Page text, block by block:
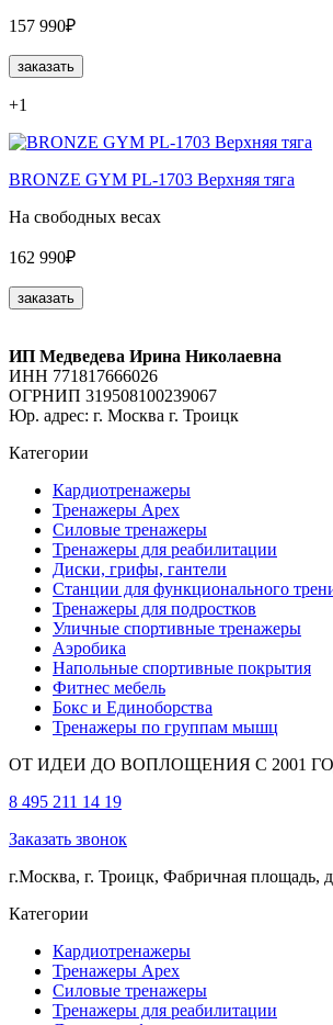
157 990₽
заказать
+1
BRONZE GYM PL-1703 Верхняя тяга
На свободных весах
162 990₽
заказать
ИП Медведева Ирина Николаевна
ИНН 771817666026
ОГРНИП 319508100239067
Юр. адрес: г. Москва г. Троицк
Категории
Кардиотренажеры
Тренажеры Apex
Силовые тренажеры
Тренажеры для реабилитации
Диски, грифы, гантели
Станции для функционального
Тренажеры для подростков
Уличные спортивные тренажеры
Аэробика
Напольные спортивные покрытия
Фитнес мебель
Бокс и Единоборства
Тренажеры по группам мышц
ОТ ИДЕИ ДО ВОПЛОЩЕНИЯ С 2001
8 495 211 14 19
Заказать звонок
г.Москва, г. Троицк, Фабричная площадь,
Категории
Кардиотренажеры
Тренажеры Apex
Силовые тренажеры
Тренажеры для реабилитации